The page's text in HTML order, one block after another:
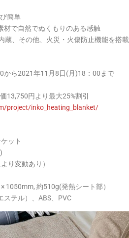
簡単
材で自然でぬくもりのある感触
蔵、その他、火災・火傷防止機能を搭載
から2021年11月8日(月)18：00まで
13,750円より最大25%割引
project/inko_heating_blanket/
ット
り変動あり）
1050mm, 約510g(発熱シート部）
ステル）、ABS、PVC